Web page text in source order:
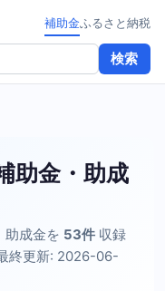
検索
補助金ふるさと納税
助金・助成
助成金を 53件 収録
終更新: 2026-06-